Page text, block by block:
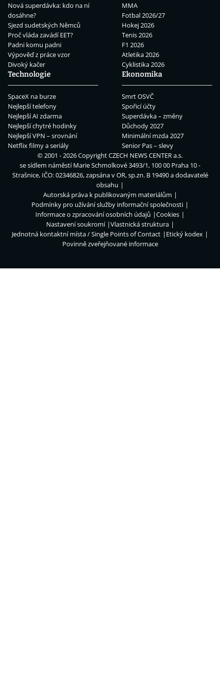
Nová superdávka: kdo na ní
dosáhne?
Sjezd sudetských Němců
Proč vláda zavádí EET?
Padni komu padni
Výpověď z práce vzor
Divoký kačer
MMA
Fotbal 2026/27
Hokej 2026
Tenis 2026
F1 2026
Atletika 2026
Cyklistika 2026
Technologie
SpaceX na burze
Nejlepší telefony
Nejlepší AI zdarma
Nejlepší chytré hodinky
Nejlepší VPN – srovnání
Netflix filmy a seriály
Ekonomika
Smrt OSVČ
Spořicí účty
Superdávka – změny
Důchody 2027
Minimální mzda 2027
Senior Pas – slevy
© 2001 - 2026 CopyrightCZECH NEWS CENTER a.s.
se sídlem náměstí Marie Schmolkové 3493/1, 100 00 Praha 10 -
Strašnice, IČO: 02346826, zapsána v OR, sp.zn. B 19490 a dodavatelé
obsahu
Autorská práva k publikovaným materiálům
Podmínky pro užívání služby informační společnosti
Informace o zpracování osobních údajů
Cookies
Nastavení soukromí
Vlastnická struktura
Jednotná kontaktní místa / Single Points of Contact
Etický kodex
Povinně zveřejňované informace